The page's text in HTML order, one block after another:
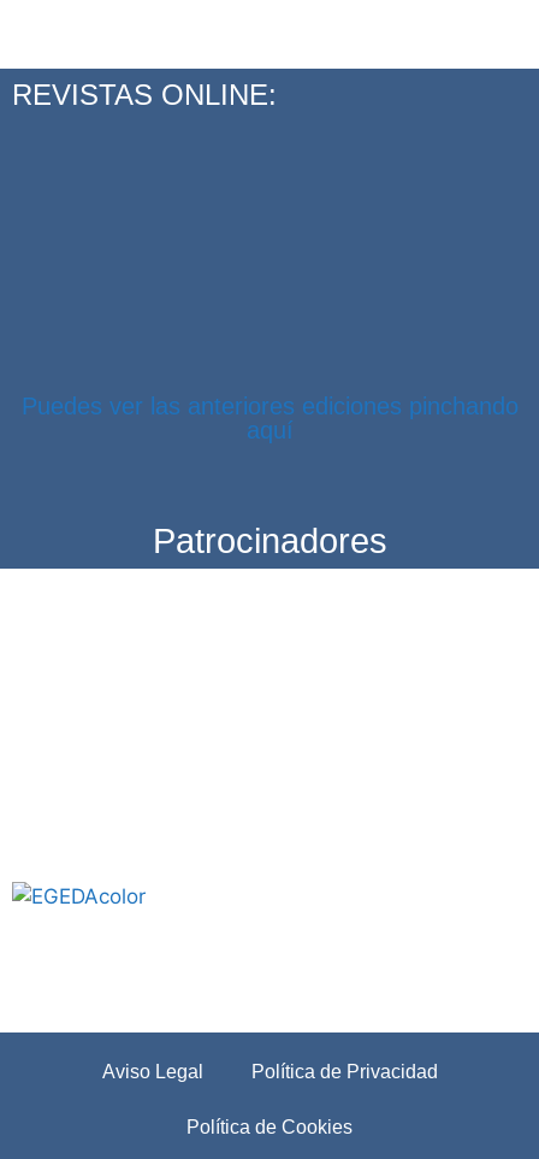
REVISTAS ONLINE:
Puedes ver las anteriores ediciones pinchando
aquí
Patrocinadores
Aviso Legal Política de Privacidad
Política de Cookies